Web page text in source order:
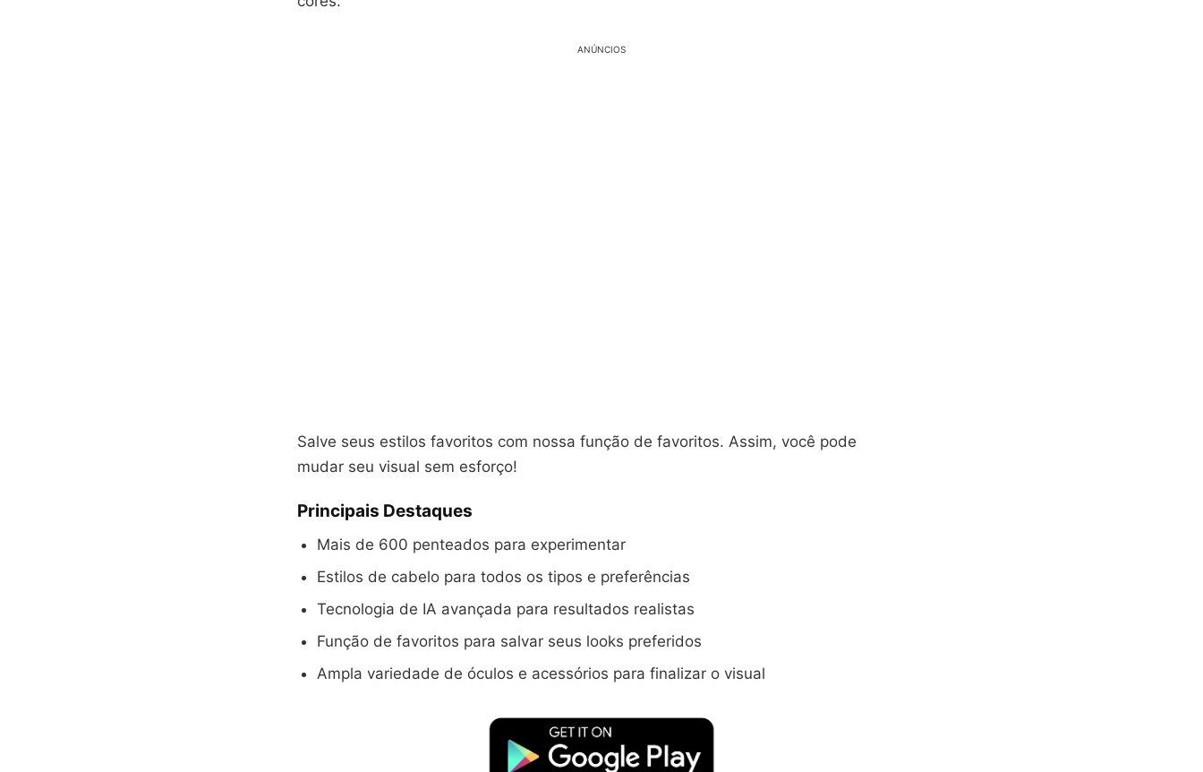
ANÚNCIOS
Salve seus estilos favoritos com nossa função de favoritos. Assim, você pode
mudar seu visual sem esforço!
Principais Destaques
Mais de 600 penteados para experimentar
Estilos de cabelo para todos os tipos e preferências
Tecnologia de IA avançada para resultados realistas
Função de favoritos para salvar seus looks preferidos
Ampla variedade de óculos e acessórios para finalizar o visual